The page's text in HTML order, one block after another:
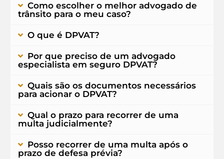
Como escolher o melhor advogado de
trânsito para o meu caso?
O que é DPVAT?
Por que preciso de um advogado
especialista em seguro DPVAT?
Quais são os documentos necessários
para acionar o DPVAT?
Qual o prazo para recorrer de uma
multa judicialmente?
Posso recorrer de uma multa após o
prazo de defesa prévia?